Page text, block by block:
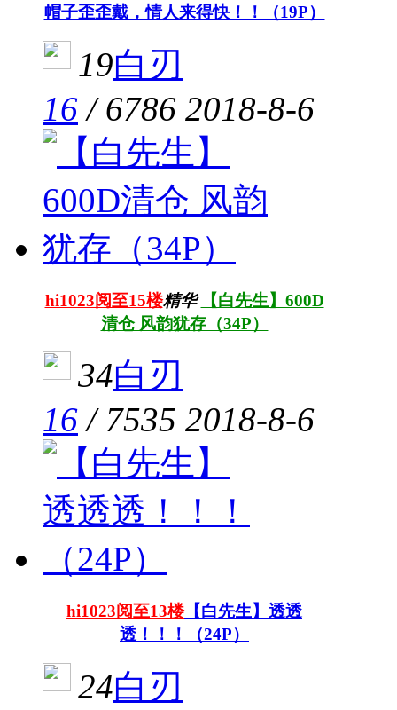
帽子歪歪戴，情人来得快！！（19P）
19白刃
16 /6786 2018-8-6
hi1023阅至15楼精华
【白先生】600D
清仓 风韵犹存（34P）
34白刃
16 / 7535 2018-8-6
hi1023阅至13楼【白先生】透透
透！！！（24P）
24白刃